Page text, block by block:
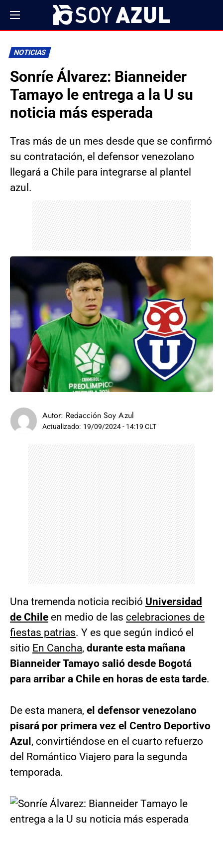
NOTICIAS
Sonríe Álvarez: Bianneider
Tamayo le entrega a la U su
noticia más esperada
Tras más de un mes desde que se confirmó
su contratación, el defensor venezolano
llegará a Chile para integrarse al plantel
azul.
Autor: Redacción Soy Azul
Actualizado: 19/09/2024 - 14:19 CLT
Una tremenda noticia recibió Universidad
de Chile en medio de las celebraciones de
fiestas patrias. Y es que según indicó el
sitio En Cancha, durante esta mañana
Bianneider Tamayo salió desde Bogotá
para arribar a Chile en horas de esta tarde.
De esta manera, el defensor venezolano
pisará por primera vez el Centro Deportivo
Azul , convirtiéndose en el cuarto refuerzo
del Romántico Viajero para la segunda
temporada.